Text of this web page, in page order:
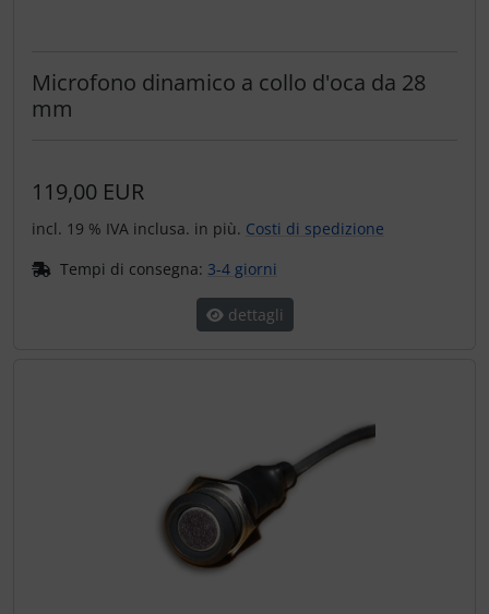
Microfono dinamico a collo d'oca da 28
mm
119,00 EUR
incl. 19 % IVA inclusa. in più. Costi di spedizione
Tempi di consegna: 3-4 giorni
dettagli